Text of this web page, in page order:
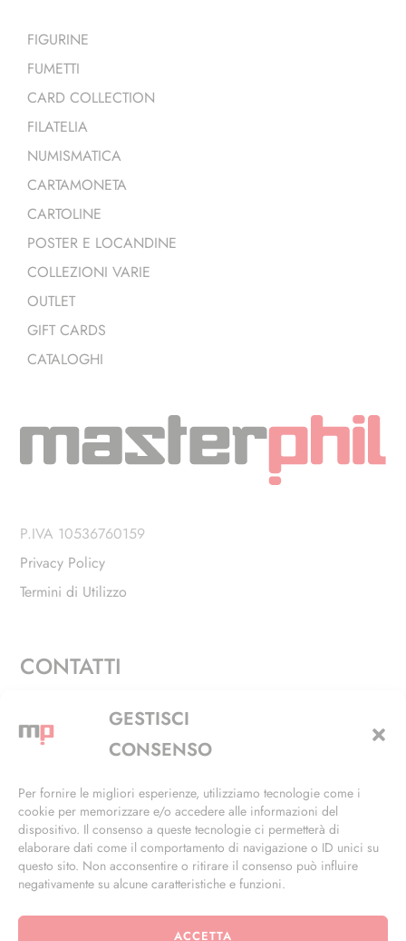
GESTISCI
CONSENSO
Per fornire le migliori esperienze, utilizziamo tecnologie come i
cookie per memorizzare e/o accedere alle informazioni del
dispositivo. Il consenso a queste tecnologie ci permetterà di
elaborare dati come il comportamento di navigazione o ID unici su
questo sito. Non acconsentire o ritirare il consenso può influire
negativamente su alcune caratteristiche e funzioni.
ACCETTA
FIGURINE
FUMETTI
CARD COLLECTION
FILATELIA
NUMISMATICA
CARTAMONETA
CARTOLINE
POSTER E LOCANDINE
COLLEZIONI VARIE
OUTLET
GIFT CARDS
CATALOGHI
P.IVA 10536760159
Privacy Policy
Termini di Utilizzo
CONTATTI
Via Alfieri, 27 - Trezzano Sul Naviglio (MI)
+39 02 4846 3155
info@masterphil.it